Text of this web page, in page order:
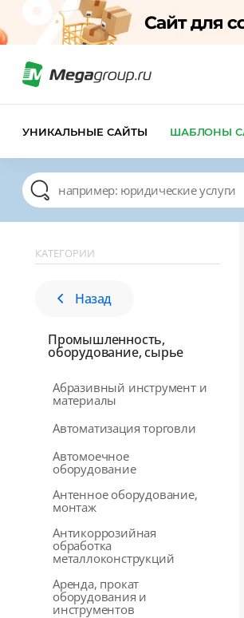
УНИКАЛЬНЫЕ САЙТЫ ШАБЛОНЫ
КАТЕГОРИИ
Назад
Промышленность,
оборудование, сырье
Абразивный инструмент и
материалы
Автоматизация торговли
Автомоечное
оборудование
Антенное оборудование,
монтаж
Антикоррозийная
обработка
металлоконструкций
Аренда, прокат
оборудования и
инструментов